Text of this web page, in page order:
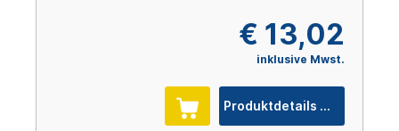
€ 13,02
inklusive Mwst.
Produktdetails